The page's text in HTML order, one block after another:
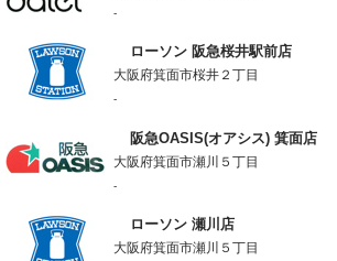
-
ローソン 阪急桜井駅前店
大阪府箕面市桜井２丁目
-
阪急OASIS(オアシス) 箕面店
大阪府箕面市瀬川５丁目
-
ローソン 瀬川店
大阪府箕面市瀬川５丁目